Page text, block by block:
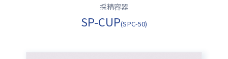
採精容器
SP-CUP(SPC-50)